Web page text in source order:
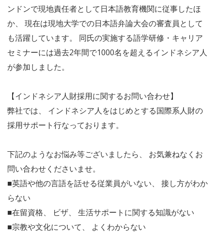
ンドンで現地責任者として日本語教育機関に従事したほ
か、 現在は現地大学での日本語弁論大会の審査員として
も活躍しています。 同氏の実施する語学研修・キャリア
セミナーには過去2年間で1000名を超えるインドネシア人
が参加しました。
【インドネシア人財採用に関するお問い合わせ】
弊社では、 インドネシア人をはじめとする国際系人財の
採用サポート行なっております。
下記のようなお悩み等ございましたら、 お気兼ねなくお
問い合わせくださいませ。
■英語や他の言語を話せる従業員がいない、 接し方がわか
らない
■在留資格、 ビザ、 生活サポートに関する知識がない
■宗教や文化について、 よくわからない